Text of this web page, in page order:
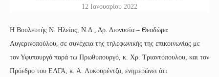
12 Ιανουαρίου 2022
Η Βουλευτής Ν. Ηλείας, Ν.Δ., Δρ. Διονυσία – Θεοδώρα
Αυγερινοπούλου, σε συνέχεια της τηλεφωνικής της επικοινωνίας με
τον Υφυπουργό παρά τω Πρωθυπουργό, κ. Χρ. Τριαντόπουλου, και τον
Πρόεδρο του ΕΛΓΑ, κ. Α. Λυκουρέντζο, ενημερώνει ότι